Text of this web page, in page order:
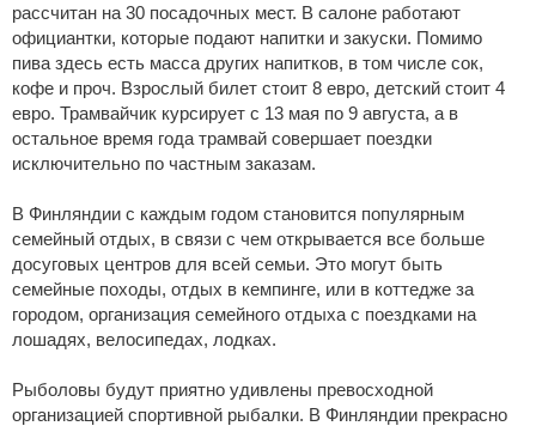
рассчитан на 30 посадочных мест. В салоне работают
официантки, которые подают напитки и закуски. Помимо
пива здесь есть масса других напитков, в том числе сок,
кофе и проч. Взрослый билет стоит 8 евро, детский стоит 4
евро. Трамвайчик курсирует с 13 мая по 9 августа, а в
остальное время года трамвай совершает поездки
исключительно по частным заказам.
В Финляндии с каждым годом становится популярным
семейный отдых, в связи с чем открывается все больше
досуговых центров для всей семьи. Это могут быть
семейные походы, отдых в кемпинге, или в коттедже за
городом, организация семейного отдыха с поездками на
лошадях, велосипедах, лодках.
Рыболовы будут приятно удивлены превосходной
организацией спортивной рыбалки. В Финляндии прекрасно